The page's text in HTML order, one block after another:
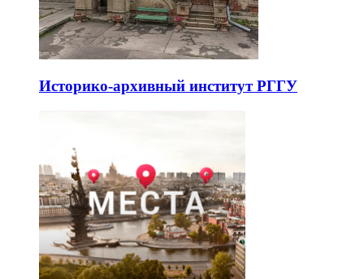
Историко-архивный институт РГГУ